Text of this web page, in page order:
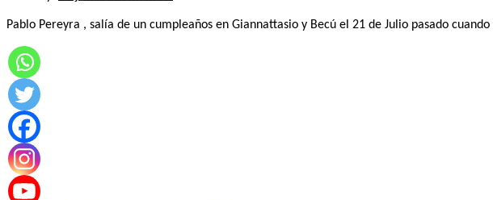
Pablo Pereyra , salía de un cumpleaños en Giannattasio y Becú el 21 de Julio pasado